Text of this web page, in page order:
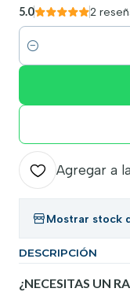
5.0 2
Cantidad
Agregar a
Mostrar stock
DESCRIPCIÓN
¿NECESITAS UN